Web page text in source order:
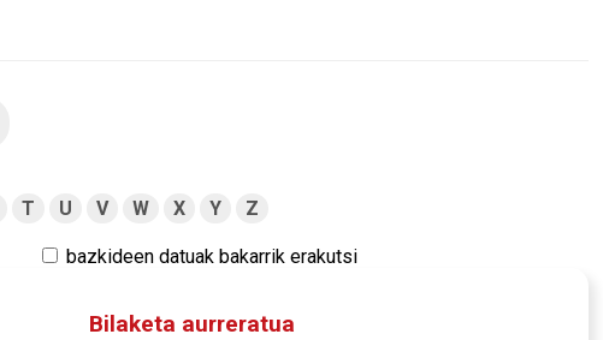
T U V W X Y Z
bazkideen datuak bakarrik erakutsi
Bilaketa aurreratua